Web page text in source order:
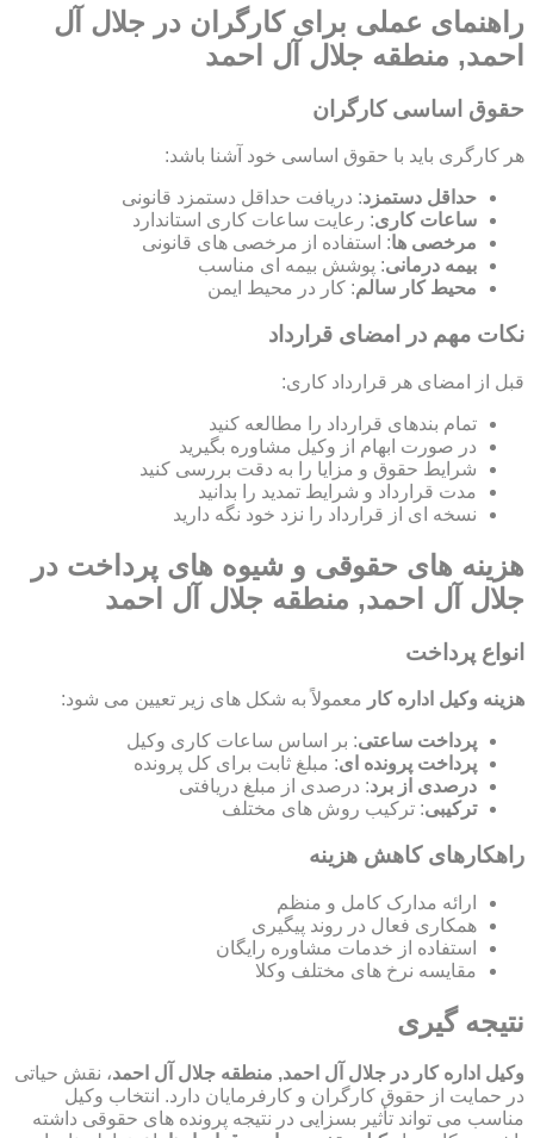
راهنمای عملی برای کارگران در جلال آل
احمد, منطقه جلال آل احمد
حقوق اساسی کارگران
هر کارگری باید با حقوق اساسی خود آشنا باشد:
حداقل دستمزد: دریافت حداقل دستمزد قانونی
ساعات کاری: رعایت ساعات کاری استاندارد
مرخصی ها: استفاده از مرخصی های قانونی
بیمه درمانی: پوشش بیمه ای مناسب
محیط کار سالم: کار در محیط ایمن
نکات مهم در امضای قرارداد
قبل از امضای هر قرارداد کاری:
تمام بندهای قرارداد را مطالعه کنید
در صورت ابهام از وکیل مشاوره بگیرید
شرایط حقوق و مزایا را به دقت بررسی کنید
مدت قرارداد و شرایط تمدید را بدانید
نسخه ای از قرارداد را نزد خود نگه دارید
هزینه های حقوقی و شیوه های پرداخت در
جلال آل احمد, منطقه جلال آل احمد
انواع پرداخت
هزینه وکیل اداره کار معمولاً به شکل های زیر تعیین می شود:
پرداخت ساعتی: بر اساس ساعات کاری وکیل
پرداخت پرونده ای: مبلغ ثابت برای کل پرونده
درصدی از برد: درصدی از مبلغ دریافتی
ترکیبی: ترکیب روش های مختلف
راهکارهای کاهش هزینه
ارائه مدارک کامل و منظم
همکاری فعال در روند پیگیری
استفاده از خدمات مشاوره رایگان
مقایسه نرخ های مختلف وکلا
نتیجه گیری
وکیل اداره کار در جلال آل احمد, منطقه جلال آل احمد، نقش حیاتی
در حمایت از حقوق کارگران و کارفرمایان دارد. انتخاب وکیل
مناسب می تواند تأثیر بسزایی در نتیجه پرونده های حقوقی داشته